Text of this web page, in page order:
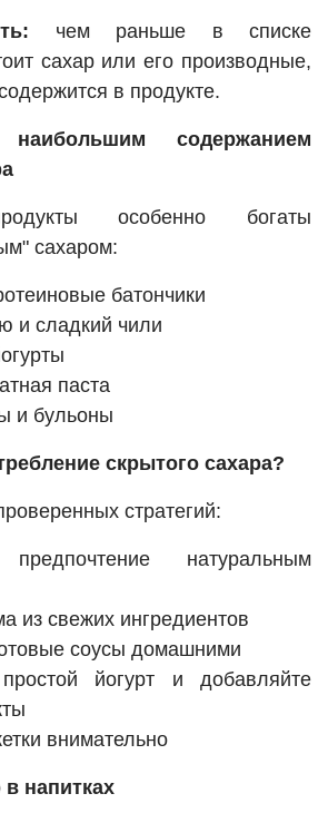
чем раньше в списке
сахар или его производные,
в продукте.
содержанием
особенно богаты
сахаром:
батончики
и сладкий чили
паста
и бульоны
скрытого сахара?
стратегий:
предпочтение натуральным
из свежих ингредиентов
соусы домашними
йогурт и добавляйте
внимательно
напитках